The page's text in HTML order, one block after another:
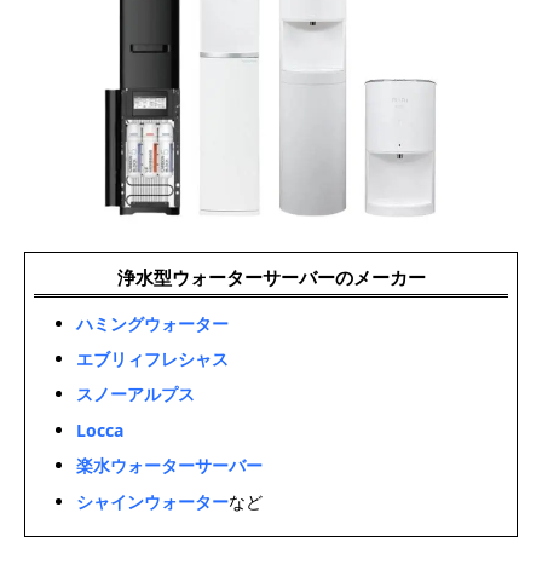
浄水型ウォーターサーバーのメーカー
ハミングウォーター
エブリィフレシャス
スノーアルプス
Locca
楽水ウォーターサーバー
シャインウォーターなど